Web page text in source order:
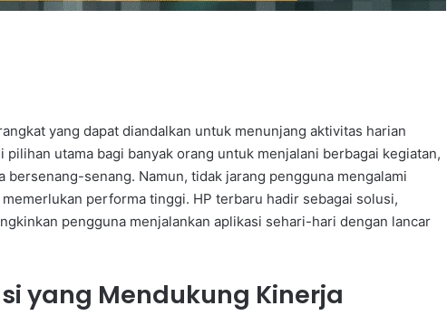
yang dapat diandalkan untuk menunjang aktivitas harian
utama bagi banyak orang untuk menjalani berbagai kegiatan,
senang. Namun, tidak jarang pengguna mengalami
performa tinggi. HP terbaru hadir sebagai solusi,
pengguna menjalankan aplikasi sehari-hari dengan lancar
yang Mendukung Kinerja